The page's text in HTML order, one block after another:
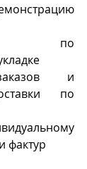
по
и
по
фактур